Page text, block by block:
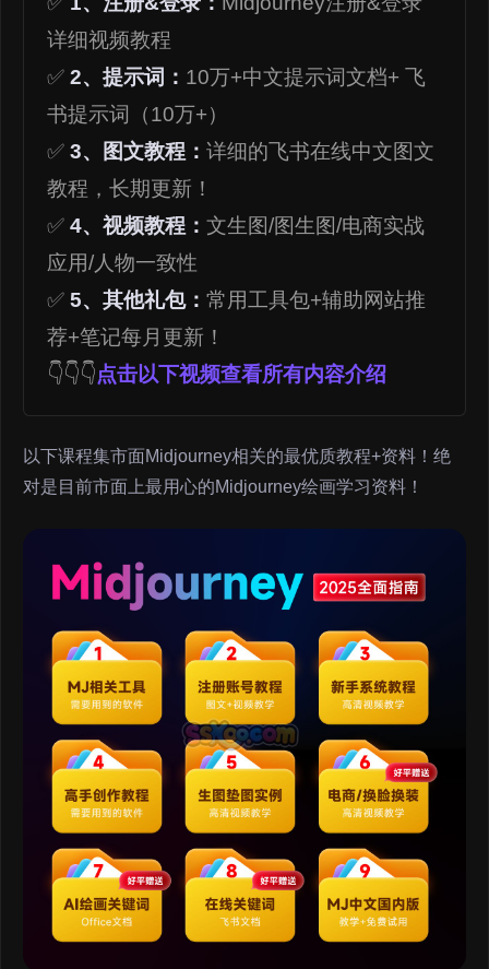
详细视频教程
✅ 2、提示词： 10万+中文提示词文档+ 飞
书提示词（10万+）
✅ 3、图文教程： 详细的飞书在线中文图文
教程，长期更新！
✅ 4、视频教程： 文生图/图生图/电商实战
应用/人物一致性
✅ 5、其他礼包： 常用工具包+辅助网站推
荐+笔记每月更新！
👇👇👇点击以下视频查看所有内容介绍
以下课程集市面Midjourney相关的最优质教程+资料！绝
对是目前市面上最用心的Midjourney绘画学习资料！